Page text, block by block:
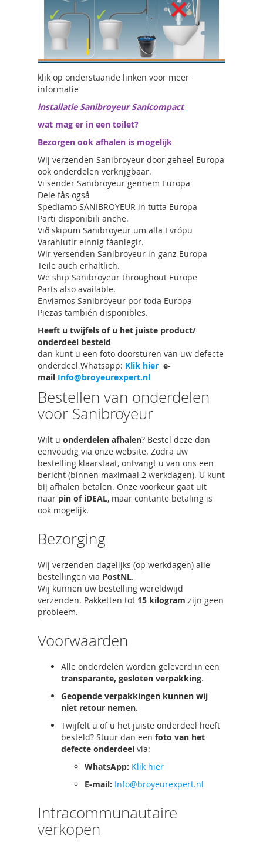
klik op onderstaande linken voor meer
informatie
installatie Sanibroyeur Sanicompact
wat mag er in een toilet?
Bezorgen ook afhalen is mogelijk
Wij verzenden Sanibroyeur door geheel Europa
ook onderdelen verkrijgbaar.
Vi sender Sanibroyeur gennem Europa
Dele fås også
Spediamo SANIBROYEUR in tutta Europa
Parti disponibili anche.
Við skipum Sanibroyeur um alla Evrópu
Varahlutir einnig fáanlegir.
Wir versenden Sanibroyeur in ganz Europa
Teile auch erhältlich.
We ship Sanibroyeur throughout Europe
Parts also available.
Enviamos Sanibroyeur por toda Europa
Piezas también disponibles.
Heeft u twijfels of u het juiste product/
onderdeel besteld
dan kunt u een foto doorsturen van uw defecte
onderdeel Whatsapp: Klik hier e-
mail Info@broyeurexpert.nl
Bestellen van onderdelen
voor Sanibroyeur
Wilt u onderdelen afhalen? Bestel deze dan
eenvoudig via onze website. Zodra uw
bestelling klaarstaat, ontvangt u van ons een
bericht (binnen maximaal 2 werkdagen). U kunt
bij afhalen betalen. Onze voorkeur gaat uit
naar pin of iDEAL, maar contante betaling is
ook mogelijk.
Bezorging
Wij verzenden dagelijks (op werkdagen) alle
bestellingen via PostNL.
Wij kunnen uw bestelling wereldwijd
verzenden. Pakketten tot 15 kilogram zijn geen
probleem.
Voorwaarden
Alle onderdelen worden geleverd in een
transparante, gesloten verpakking.
Geopende verpakkingen kunnen wij
niet retour nemen.
Twijfelt u of u het juiste onderdeel heeft
besteld? Stuur dan een foto van het
defecte onderdeel via:
WhatsApp: Klik hier
E-mail: Info@broyeurexpert.nl
Intracommunautaire
verkopen